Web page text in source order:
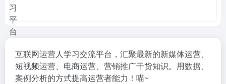
互联网运营人学习交流平台，汇聚最新的新媒体运营、
短视频运营、电商运营、营销推广干货知识。用数据、
案例分析的方式提高运营者能力！喵~